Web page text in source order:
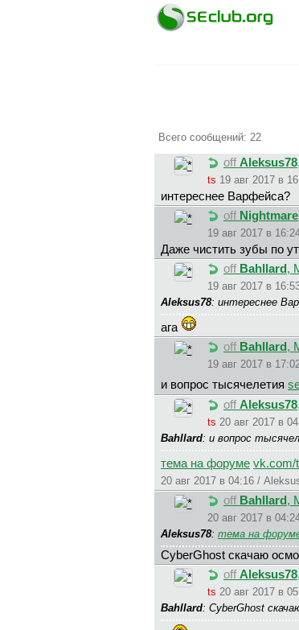
Всего сообщений: 22
off Aleksus78
ts 19 авг 2017 в
интереснее Варфейса?
off Nightmare
19 авг 2017 в
Даже чистить зубы по
off Bahllard,
19 авг 2017 в
Aleksus78: интереснее
ага
off Bahllard ,
19 авг 2017 в
и вопрос тысячелетия
off Aleksus78
ts 20 авг 2017 в
Bahllard: и вопрос
тема на форуме vk.com/
20 авг 2017 в 04:16 /
off Bahllard ,
20 авг 2017 в
Aleksus78: тема на
CyberGhost скачаю
off Aleksus78
ts 20 авг 2017 в
Bahllard: CyberGhost